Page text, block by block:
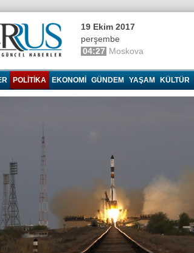
19 Ekim 2017
perşembe
04:27 Moskova
POLITIKA EKONOMI GÜNDEM YAŞAM KÜLTÜR